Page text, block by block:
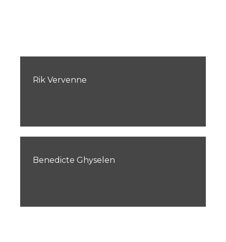
Rik Vervenne
Benedicte Ghyselen